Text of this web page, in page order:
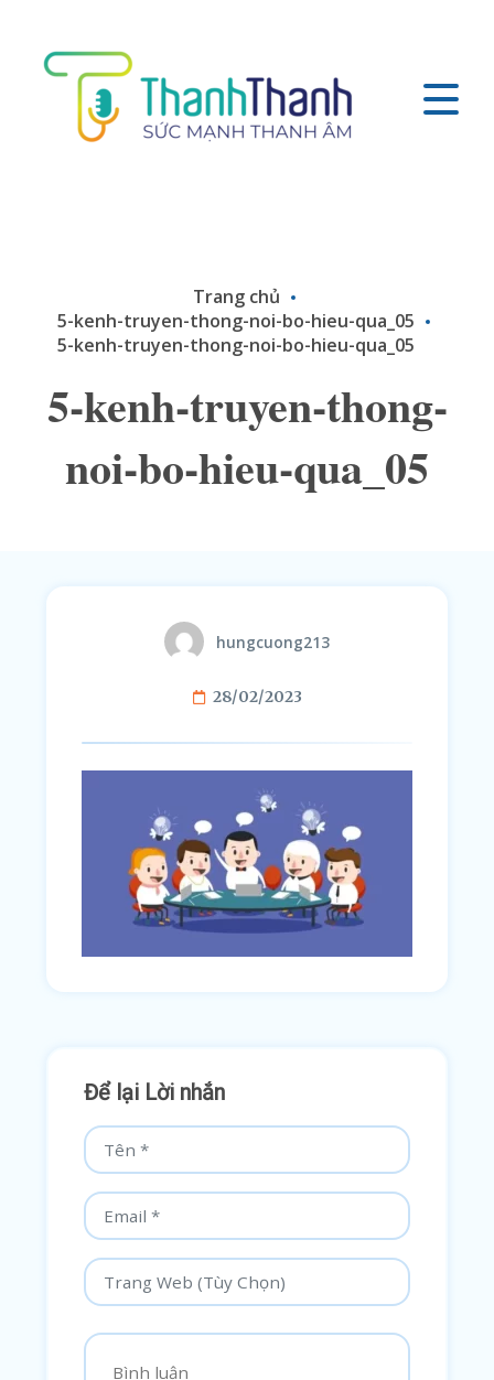
Trang chủ
5-kenh-truyen-thong-noi-bo-hieu-qua_05
5-kenh-truyen-thong-noi-bo-hieu-qua_05
5-kenh-truyen-thong-
noi-bo-hieu-qua_05
hungcuong213
28/02/2023
Để lại Lời nhắn